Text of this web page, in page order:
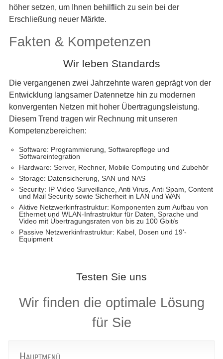
höher setzen, um Ihnen behilflich zu sein bei der
Erschließung neuer Märkte.
Fakten & Kompetenzen
Wir leben Standards
Die vergangenen zwei Jahrzehnte waren geprägt von der
Entwicklung langsamer Datennetze hin zu modernen
konvergenten Netzen mit hoher Übertragungsleistung.
Diesem Trend tragen wir Rechnung mit unseren
Kompetenzbereichen:
Software: Programmierung, Softwarepflege und
Softwareintegration
Hardware: Server, Rechner, Mobile Computing und Zubehör
Storage: Datensicherung, SAN und NAS
Security: IP Video Surveillance, Anti Virus, Anti Spam, Content
und Mail Security sowie Sicherheit in LAN und WAN
Aktive Netzwerkinfrastruktur: Komponenten zum Aufbau von
Ethernet und WLAN-Infrastruktur für Daten, Sprache und
Video mit Übertragungsraten von bis zu 100 Gbit/s
Passive Netzwerkinfrastruktur: Kabel, Dosen und 19'-
Equipment
Testen Sie uns
Wir finden die optimale Lösung
für Sie
Hauptmenü